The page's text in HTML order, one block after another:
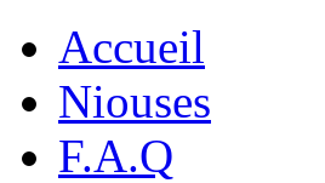
Accueil
Niouses
F.A.Q